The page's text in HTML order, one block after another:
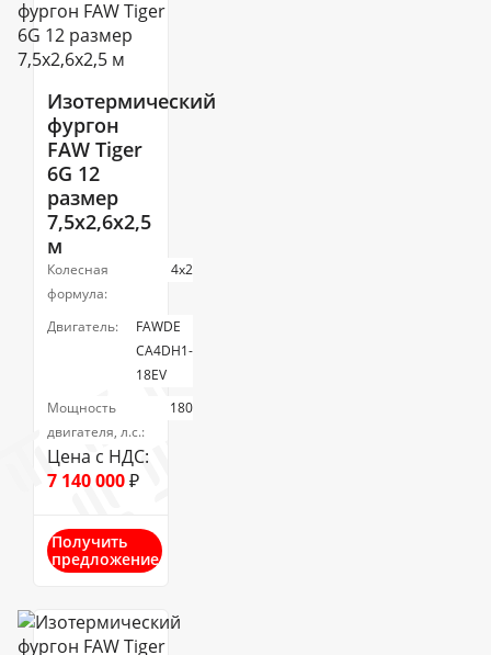
Изотермический
фургон
FAW Tiger
6G 12
размер
7,5x2,6x2,5
м
Колесная
формула:
4х2
Двигатель:
FAWDE
CA4DH1-
18EV
Мощность
двигателя, л.с.:
180
Цена с НДС:
7 140 000₽
Получить
предложение